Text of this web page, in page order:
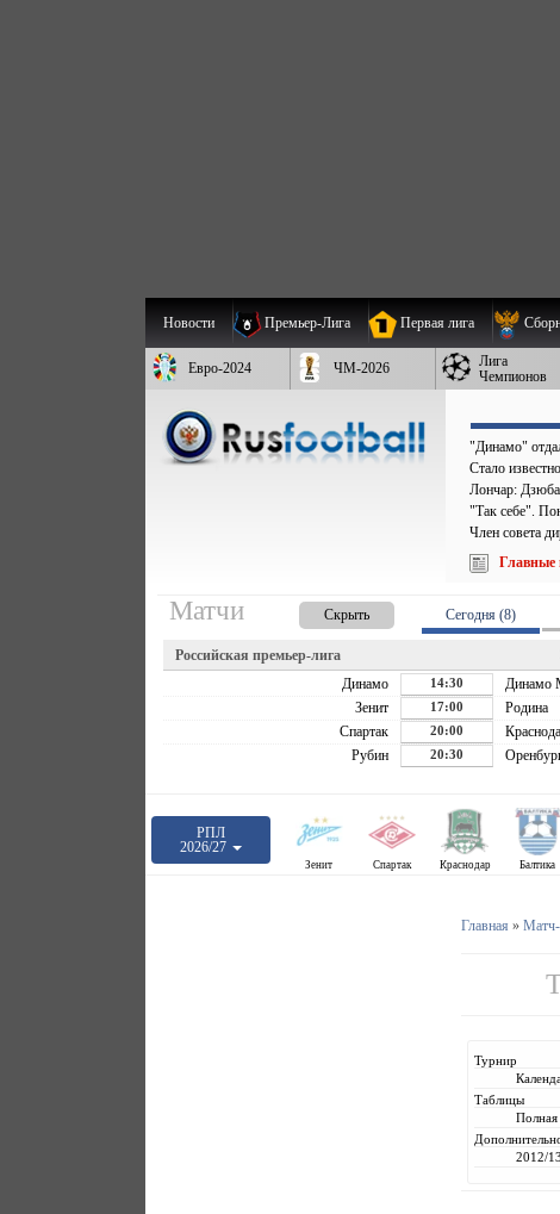
Новости Премьер-Лига Первая лига
Евро-2024 ЧМ-2026
Лига
Чемпионов
"Динамо"
Стало
Лончар:
"Так себе".
Член совета
Главные
Матчи Скрыть Сегодня (8)
Российская премьер-лига
Динамо 14:30 Динамо
Зенит 17:00 Родина
Спартак 20:00
Рубин 20:30
РПЛ
2026/27
Зенит Спартак Краснодар Балтика
Главная » Матч-
Турнир
Таблицы
Полная
2012/